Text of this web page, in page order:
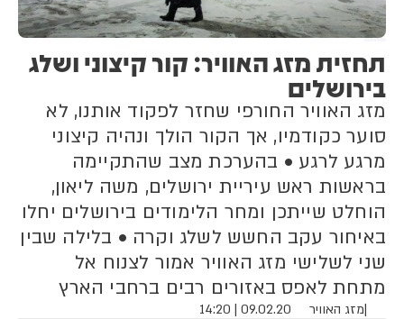
תחזית מזג האוויר: קור קיצוני ושלג
בירושלים
מזג האוויר החורפי שחזר לפקוד אותנו, לא
סוער כקודמיו, אך הקור הולך ונהיה קיצוני
מרגע לרגע • בהערכת מצב שהתקיימה
בראשות ראש עיריית ירושלים, משה ליאון,
הוחלט שייתכן ומחר הלימודים בירושלים יחלו
באיחור עקב החשש לשלג וקרה • בלילה שבין
שני לשלישי מזג האוויר אמור לצנוח אל
מתחת לאפס באזורים רבים ברחבי הארץ
|מזג האוויר 09.02.20 | 14:20